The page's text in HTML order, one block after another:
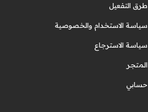
طرق التفعيل
سياسة الاستخدام والخصوصية
سياسة الاسترجاع
المتجر
حسابي